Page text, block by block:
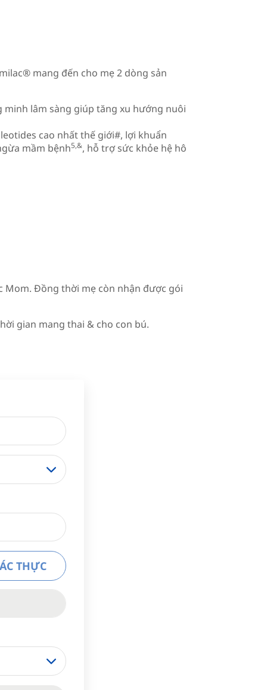
mang đến cho mẹ 2 dòng sản
lâm sàng giúp tăng xu hướng nuôi
cao nhất thế giới#, lợi khuẩn
mầm bệnh5,&, hỗ trợ sức khỏe hệ hô
Mom. Đồng thời mẹ còn nhận được gói
gian mang thai & cho con bú.
THỰC